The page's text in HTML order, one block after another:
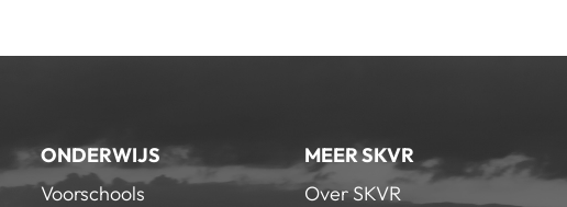
ONDERWIJS
Voorschools
MEER SKVR
Over SKVR